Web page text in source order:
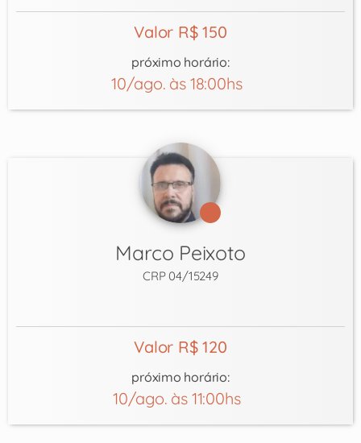
Valor R$ 150
próximo horário:
10/ago. às 18:00hs
Marco Peixoto
CRP 04/15249
Valor R$ 120
próximo horário:
10/ago. às 11:00hs